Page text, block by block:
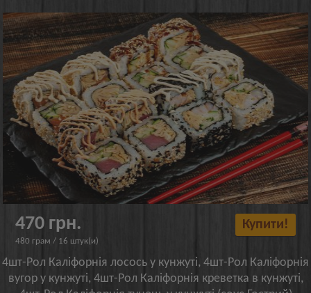
470 грн.
480 грам / 16 штук(и)
Купити!
4шт-Рол Каліфорнія лосось у кунжуті, 4шт-Рол Каліфорнія
вугор у кунжуті, 4шт-Рол Каліфорнія креветка в кунжуті,